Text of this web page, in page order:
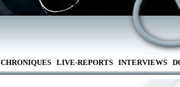
CHRONIQUES LIVE-REPORTS INTERVIEWS